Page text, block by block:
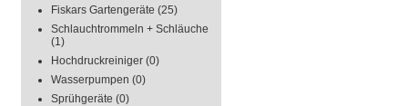
Fiskars Gartengeräte (25)
Schlauchtrommeln + Schläuche
(1)
Hochdruckreiniger (0)
Wasserpumpen (0)
Sprühgeräte (0)